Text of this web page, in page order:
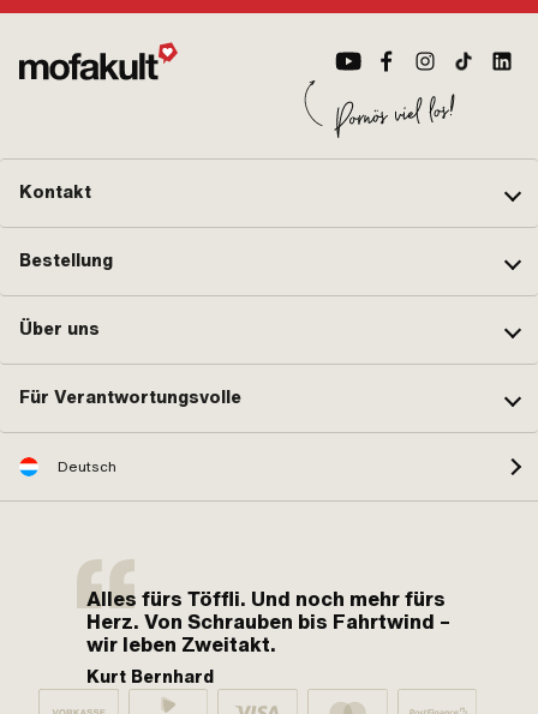
Kontakt
Bestellung
Über uns
Für Verantwortungsvolle
Deutsch
Alles fürs Töffli. Und noch mehr fürs
Herz. Von Schrauben bis Fahrtwind –
wir leben Zweitakt.
Kurt Bernhard